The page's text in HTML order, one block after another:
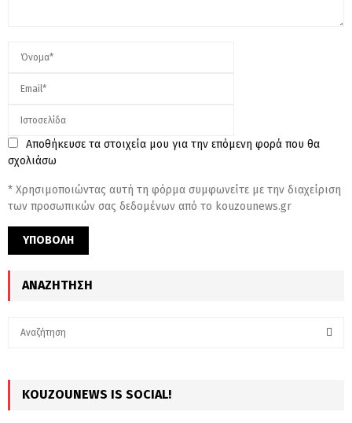
Αποθήκευσε τα στοιχεία μου για την επόμενη φορά που θα
σχολιάσω
* Χρησιμοποιώντας αυτή τη φόρμα συμφωνείτε με την διαχείριση
των προσωπικών σας δεδομένων από το kouzounews.gr
ΑΝΑΖΉΤΗΣΗ
h
KOUZOUNEWS IS SOCIAL!